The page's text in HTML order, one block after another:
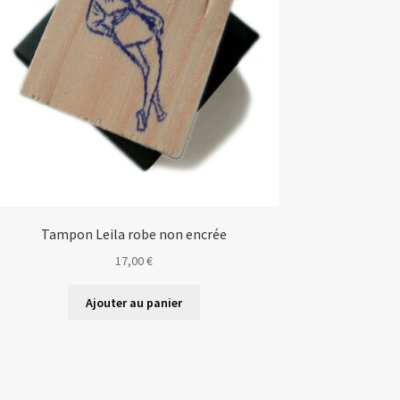
Tampon Leila robe non encrée
17,00€
Ajouter au panier